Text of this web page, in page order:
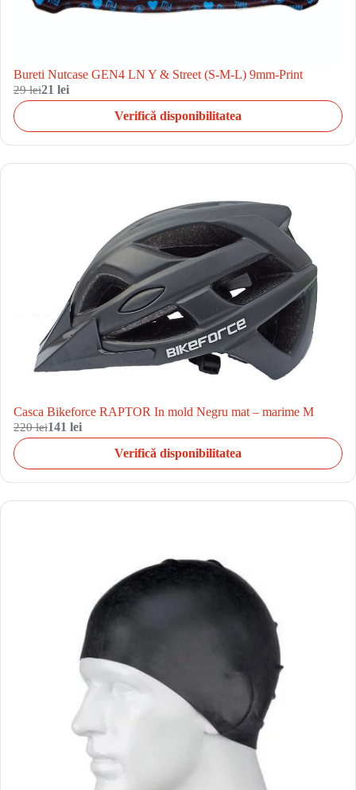
Bureti Nutcase GEN4 LN Y & Street (S-M-L) 9mm-Print
29 lei21 lei
Verifică disponibilitatea
Casca Bikeforce RAPTOR In mold Negru mat – marime M
220 lei141 lei
Verifică disponibilitatea